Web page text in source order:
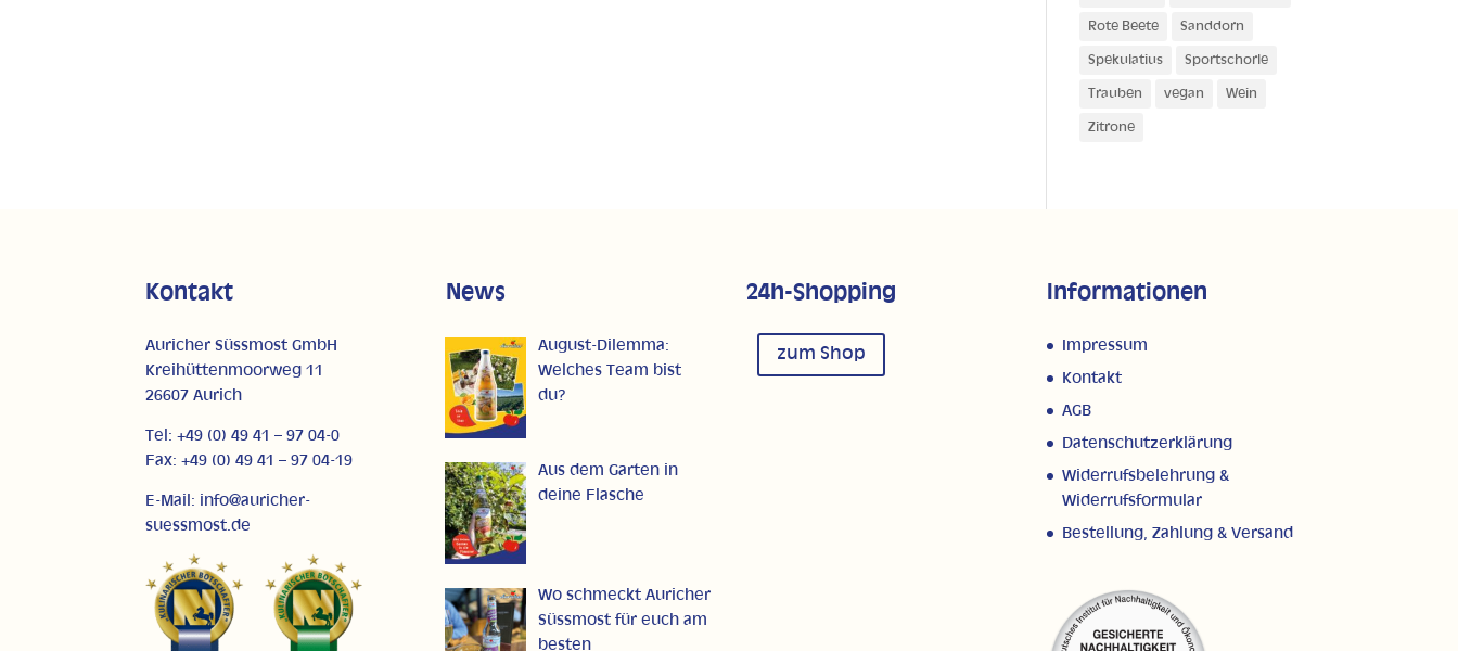
Rote Beete Sanddorn
Spekulatius Sportschorle
Trauben vegan Wein
Zitrone
Kontakt
Auricher Süssmost GmbH
Kreihüttenmoorweg 11
26607 Aurich
Tel: +49 (0) 49 41 – 97 04-0
Fax: +49 (0) 49 41 – 97 04-19
E-Mail: info@auricher-
suessmost.de
News
August-Dilemma:
Welches Team bist
du?
Aus dem Garten in
deine Flasche
Wo schmeckt Auricher
Süssmost für euch am
besten
24h-Shopping
zum Shop
Informationen
Impressum
Kontakt
AGB
Datenschutzerklärung
Widerrufsbelehrung &
Widerrufsformular
Bestellung, Zahlung & Versand